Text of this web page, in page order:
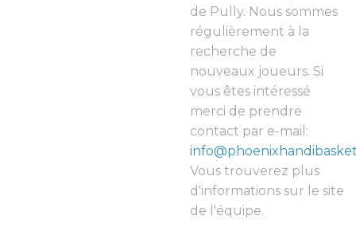
de Pully. Nous sommes
régulièrement à la
recherche de
nouveaux joueurs. Si
vous êtes intéressé
merci de prendre
contact par e-mail:
Vous trouverez plus
d'informations sur le site
de l'équipe.